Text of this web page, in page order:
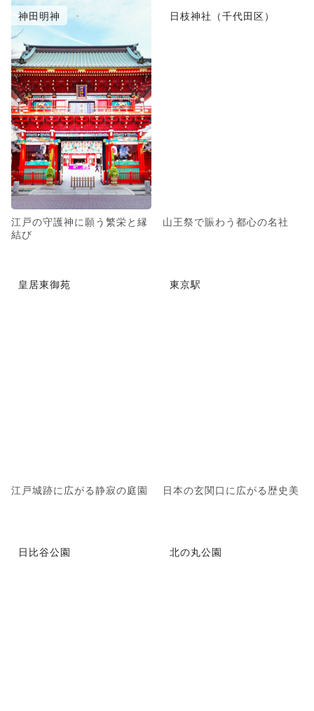
神田明神
江戸の守護神に願う繁栄と縁
結び
日枝神社（千代田区）
山王祭で賑わう都心の名社
皇居東御苑
江戸城跡に広がる静寂の庭園
東京駅
日本の玄関口に広がる歴史美
日比谷公園 北の丸公園